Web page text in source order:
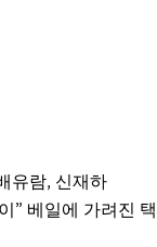
유람, 신재하
” 베일에 가려진